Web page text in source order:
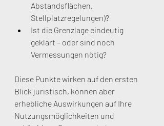
Abstandsflächen,
Stellplatzregelungen)?
Ist die Grenzlage eindeutig
geklärt – oder sind noch
Vermessungen nötig?
Diese Punkte wirken auf den ersten
Blick juristisch, können aber
erhebliche Auswirkungen auf Ihre
Nutzungsmöglichkeiten und